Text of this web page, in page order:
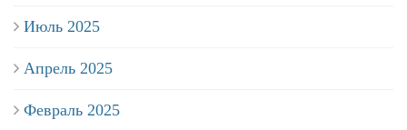
Июль 2025
Апрель 2025
Февраль 2025